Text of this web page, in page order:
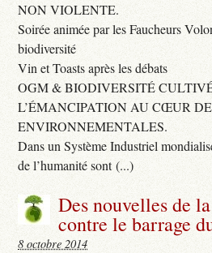
NON VIOLENTE.
Soirée animée par les Faucheurs
biodiversité
Vin et Toasts après les débats
OGM & BIODIVERSITÉ
L’ÉMANCIPATION AU CŒUR
ENVIRONNEMENTALES.
Dans un Système Industriel
de l’humanité sont (...)
Des nouvelles de
contre le barrage
8 octobre 2014